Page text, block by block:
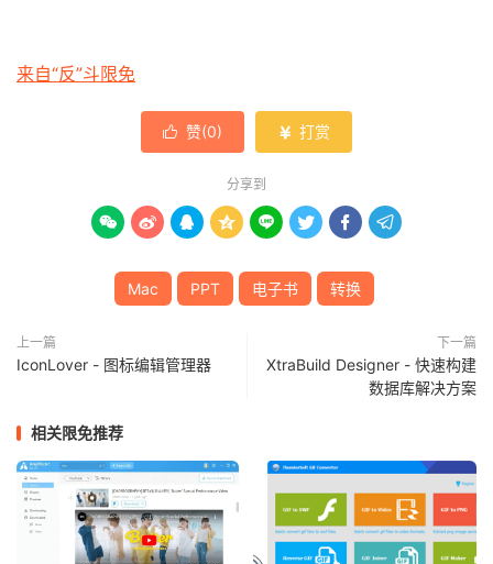
来自“反”斗限免
 赞(0)  打赏
分享到
       
Mac PPT 电子书 转换
上一篇
IconLover - 图标编辑管理器
下一篇
XtraBuild Designer - 快速构建
数据库解决方案
相关限免推荐